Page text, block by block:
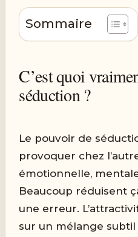
Sommaire
C’est quoi
séduction ?
Le pouvoir de
provoquer chez
émotionnelle,
Beaucoup réduisent
une erreur.
sur un mélange